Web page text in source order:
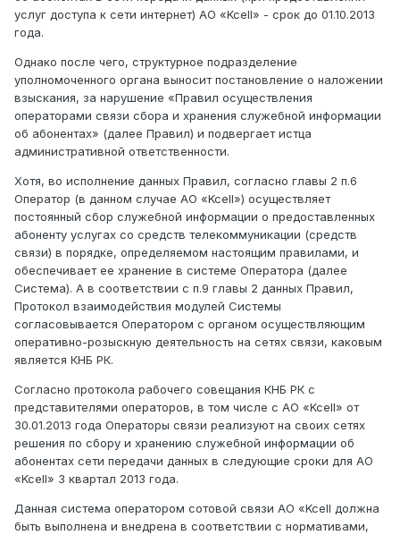
услуг доступа к сети интернет) АО «Kcell» - срок до 01.10.2013
года.
Однако после чего, структурное подразделение
уполномоченного органа выносит постановление о наложении
взыскания, за нарушение «Правил осуществления
операторами связи сбора и хранения служебной информации
об абонентах» (далее Правил) и подвергает истца
административной ответственности.
Хотя, во исполнение данных Правил, согласно главы 2 п.6
Оператор (в данном случае АО «Kcell») осуществляет
постоянный сбор служебной информации о предоставленных
абоненту услугах со средств телекоммуникации (средств
связи) в порядке, определяемом настоящим правилами, и
обеспечивает ее хранение в системе Оператора (далее
Система). А в соответствии с п.9 главы 2 данных Правил,
Протокол взаимодействия модулей Системы
согласовывается Оператором с органом осуществляющим
оперативно-розыскную деятельность на сетях связи, каковым
является КНБ РК.
Согласно протокола рабочего совещания КНБ РК с
представителями операторов, в том числе с АО «Kcell» от
30.01.2013 года Операторы связи реализуют на своих сетях
решения по сбору и хранению служебной информации об
абонентах сети передачи данных в следующие сроки для АО
«Kcell» 3 квартал 2013 года.
Данная система оператором сотовой связи АО «Kcell должна
быть выполнена и внедрена в соответствии с нормативами,